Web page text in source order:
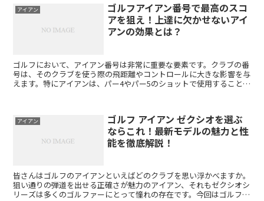
アイアン
ゴルフアイアン番号で最高のスコ
アを狙え！上達に欠かせないアイ
アンの効果とは？
ゴルフにおいて、アイアン番号は非常に重要な要素です。クラブの番
号は、そのクラブを使う際の飛距離やコントロールに大きな影響を与
えます。特にアイアンは、パー4やパー5のショットで使用することが
アイアン
ゴルフ アイアン ゼクシオを選ぶ
ならこれ！最新モデルの魅力と性
能を徹底解説！
皆さんはゴルフのアイアンといえばどのクラブを思い浮かべますか。
狙い通りの弾道を出せる正確さが魅力のアイアン、それもゼクシオシ
リーズは多くのゴルファーにとって憧れの存在です。今回はゴルフア